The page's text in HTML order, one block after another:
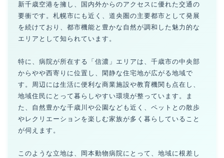
新千歳空港を擁し、国内外からのアクセスに優れた交通の
要衝です。札幌市にも近く、道央圏の主要都市として発展
を続けており、都市機能と豊かな自然が調和した魅力的な
エリアとして知られています。
特に、病院が所在する「信濃」エリアは、千歳市の中央部
からやや西寄りに位置し、閑静な住宅地が広がる地域で
す。周辺には生活に便利な商業施設や教育機関も点在し、
地域住民にとって暮らしやすい環境が整っています。ま
た、自然豊かな千歳川や公園なども近く、ペットとの散歩
やレクリエーションを楽しむ家族が多く暮らしていること
が伺えます。
このような立地は、岡本動物病院にとって、地域に根差し